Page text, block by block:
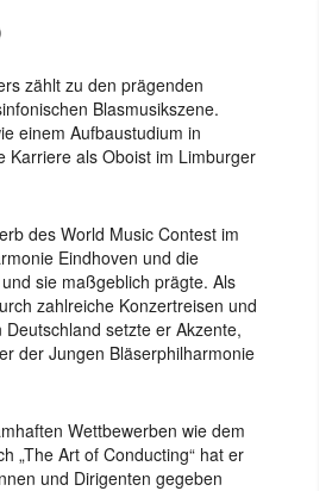
zählt zu den prägenden
Blasmusikszene.
einem Aufbaustudium in
Karriere als Oboist im Limburger
des World Music Contest im
Eindhoven und die
sie maßgeblich prägte. Als
zahlreiche Konzertreisen und
setzte er Akzente,
der Jungen Bläserphilharmonie
Wettbewerben wie dem
„The Art of Conducting“ hat er
und Dirigenten gegeben